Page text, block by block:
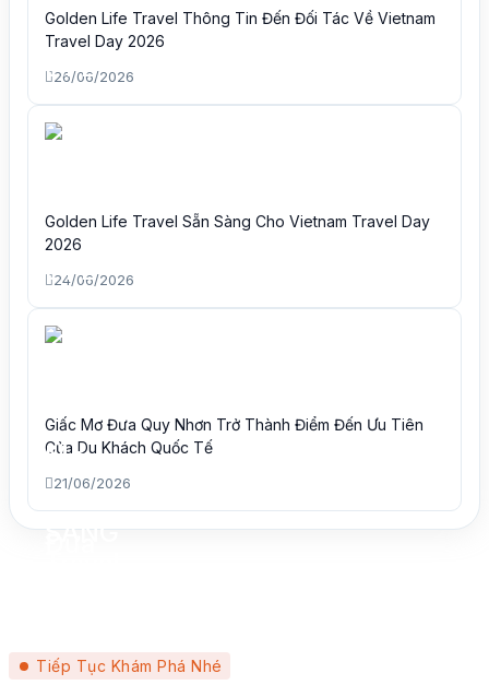
Golden Life Travel Thông Tin Đến Đối Tác Về Vietnam
Travel Day 2026
26/06/2026
Golden Life Travel Sẵn Sàng Cho Vietnam Travel Day
2026
24/06/2026
Giấc Mơ Đưa Quy Nhơn Trở Thành Điểm Đến Ưu Tiên
Của Du Khách Quốc Tế
21/06/2026
Tiếp Tục Khám Phá Nhé